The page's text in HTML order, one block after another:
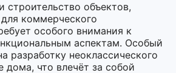
строительство объектов,
коммерческого
особого внимания к
аспектам. Особый
разработку неоклассического
дома, что влечёт за собой